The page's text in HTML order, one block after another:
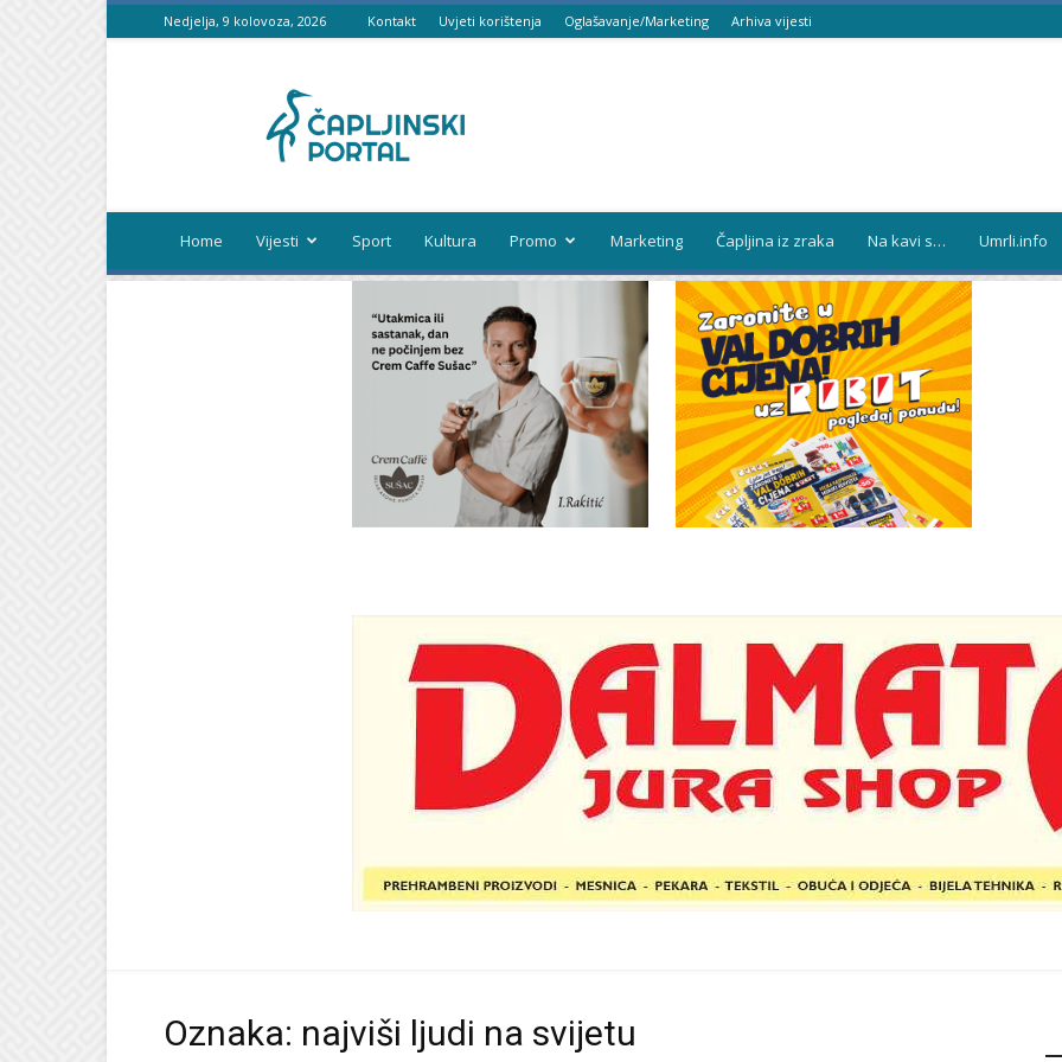
Nedjelja, 9 kolovoza, 2026 Kontakt Uvjeti korištenja Oglašavanje/Marketing Arhiva vijesti
portal
Home Vijesti Sport Kultura Promo Marketing Čapljina iz zraka Na kavi s… Umrli.info
Oznaka: najviši ljudi na svijetu